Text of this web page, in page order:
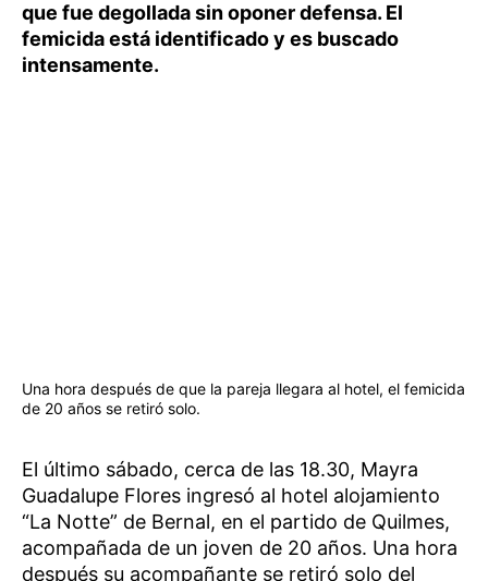
que fue degollada sin oponer defensa. El
femicida está identificado y es buscado
intensamente.
Una hora después de que la pareja llegara al hotel, el femicida
de 20 años se retiró solo.
El último sábado, cerca de las 18.30, Mayra
Guadalupe Flores ingresó al hotel alojamiento
“La Notte” de Bernal, en el partido de Quilmes,
acompañada de un joven de 20 años. Una hora
después su acompañante se retiró solo del